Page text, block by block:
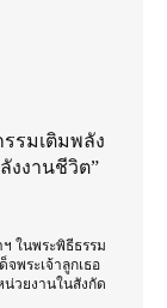
รมเติมพลัง
งงานชีวิต”
ฯ ในพระพิธีธรรม
พระเจ้าลูกเธอ
วยงานในสังกัด